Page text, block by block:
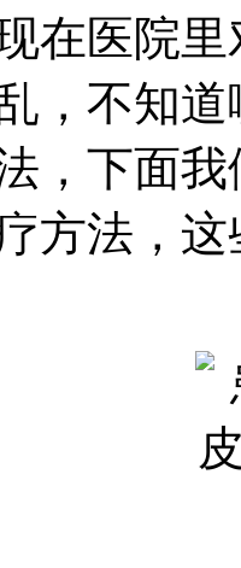
在医院
，不知
，下面
方法，